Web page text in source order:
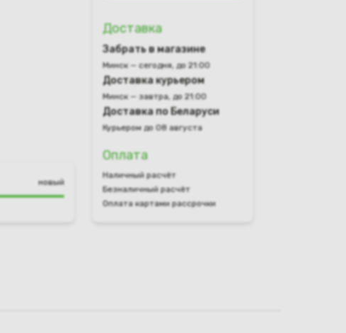
новый
Доставка
Забрать в магазине
Минск — сегодня, до 21:00
Доставка курьером
Минск — завтра, до 21:00
Доставка по Беларуси
Курьером до 08 августа
Оплата
Наличный расчёт
Безналичный расчёт
Оплата картами рассрочки